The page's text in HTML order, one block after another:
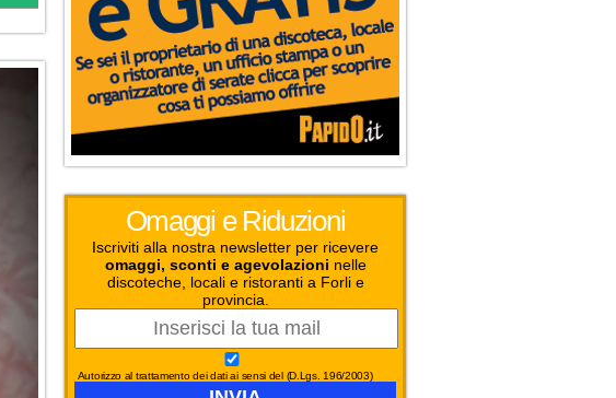
Omaggi e Riduzioni
Iscriviti alla nostra newsletter per ricevere
omaggi, sconti e agevolazioni nelle
discoteche, locali e ristoranti a Forli e
provincia.
Autorizzo al trattamento dei dati ai sensi del (D.Lgs. 196/2003)